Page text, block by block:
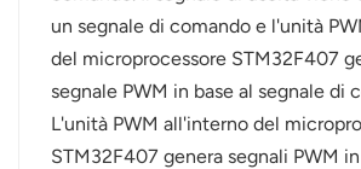
un segnale di comando e l'unità
del microprocessore STM32F407
segnale PWM in base al segnale di
L'unità PWM all'interno del
STM32F407 genera segnali PWM